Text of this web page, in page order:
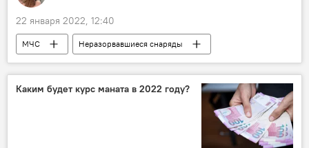
22 января 2022, 12:40
МЧС
Неразорвавшиеся снаряды
Происшествия в Азербайджане
Каким будет курс маната в 2022 году?